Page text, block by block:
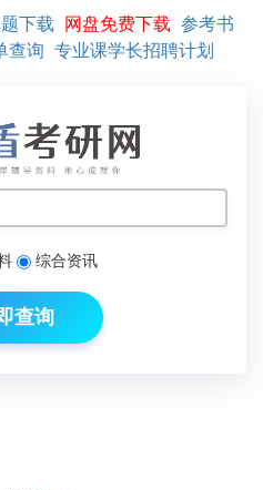
下载 网盘免费下载 参考书
查询 专业课学长招聘计划
综合资讯
查询
师介绍：秦秋莉